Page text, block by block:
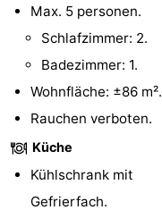
Zeeland
Duiveland
-
Renesse
-
Brouwershaven
Max. 5 personen.
Schlafzimmer: 2.
Badezimmer: 1.
Wohnfläche: ±86 m².
Rauchen verboten.
Küche
Kühlschrank mit
Gefrierfach.